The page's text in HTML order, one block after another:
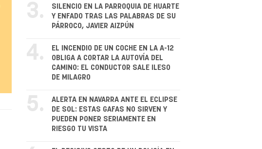
3.
SILENCIO EN LA PARROQUIA DE HUARTE
Y ENFADO TRAS LAS PALABRAS DE SU
PÁRROCO, JAVIER AIZPÚN
4.
EL INCENDIO DE UN COCHE EN LA A-12
OBLIGA A CORTAR LA AUTOVÍA DEL
CAMINO: EL CONDUCTOR SALE ILESO
DE MILAGRO
5.
ALERTA EN NAVARRA ANTE EL ECLIPSE
DE SOL: ESTAS GAFAS NO SIRVEN Y
PUEDEN PONER SERIAMENTE EN
RIESGO TU VISTA